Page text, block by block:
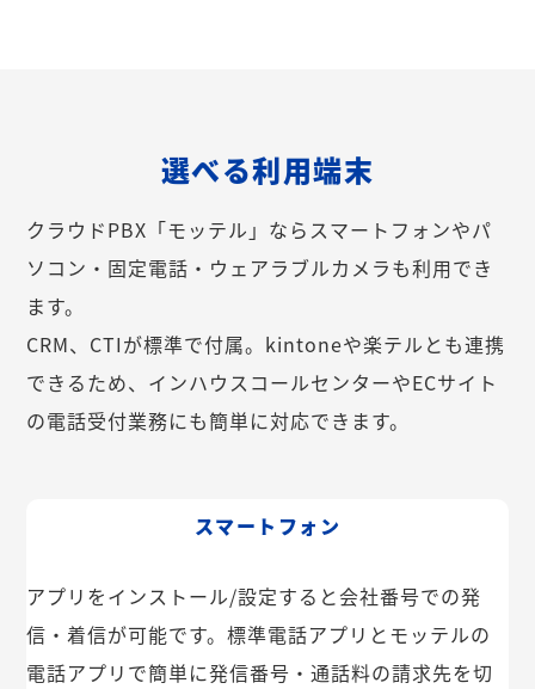
選べる利用端末
クラウドPBX「モッテル」ならスマートフォンやパ
ソコン・固定電話・ウェアラブルカメラも利用でき
ます。
CRM、CTIが標準で付属。kintoneや楽テルとも連携
できるため、インハウスコールセンターやECサイト
の電話受付業務にも簡単に対応できます。
スマートフォン
アプリをインストール/設定すると会社番号での発
信・着信が可能です。標準電話アプリとモッテルの
電話アプリで簡単に発信番号・通話料の請求先を切